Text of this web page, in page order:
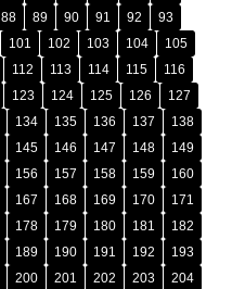
88 89 90 91 92
93
101 102 103 104
105
112 113 114 115
116
123 124 125 126
127
134 135 136 137
138
145 146 147 148
149
156 157 158 159
160
167 168 169 170
171
178 179 180 181
182
189 190 191 192
193
200 201 202 203
204